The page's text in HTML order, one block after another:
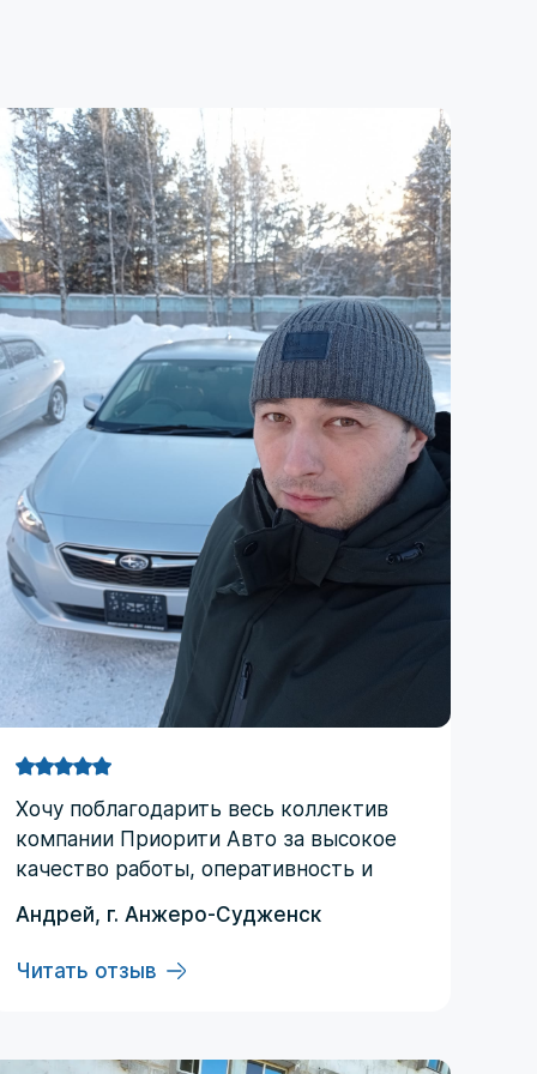
Хочу поблагодарить весь коллектив
компании Приорити Авто за высокое
качество работы, оперативность и
поддержку. С момента заключения
договора и до получения автомобиля
Андрей, г. Анжеро-Судженск
Читать отзыв